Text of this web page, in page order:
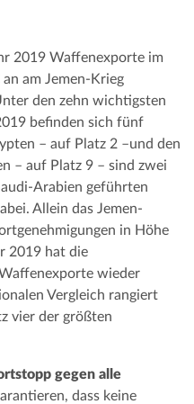
2019 Waffenexporte im
am Jemen-Krieg
den zehn wichtigsten
befinden sich fünf
– auf Platz 2 –und den
– auf Platz 9 – sind zwei
Arabien geführten
Allein das Jemen-
in Höhe
2019 hat die
wieder
Vergleich rangiert
vier der größten
gegen alle
dass keine